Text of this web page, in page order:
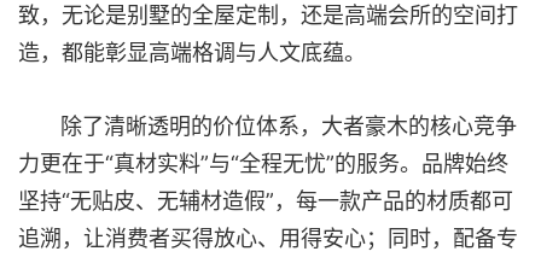
致，无论是别墅的全屋定制，还是高端会所的空间打
造，都能彰显高端格调与人文底蕴。
除了清晰透明的价位体系，大者豪木的核心竞争
力更在于“真材实料”与“全程无忧”的服务。品牌始终
坚持“无贴皮、无辅材造假”，每一款产品的材质都可
追溯，让消费者买得放心、用得安心；同时，配备专